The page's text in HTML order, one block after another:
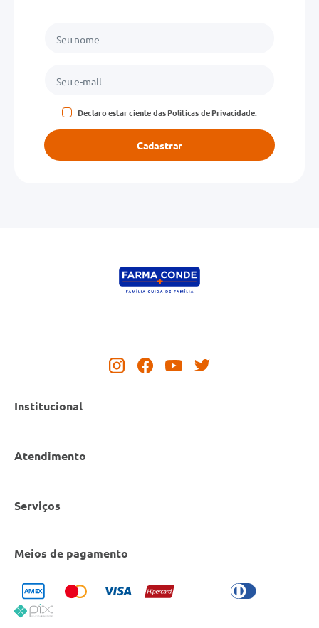
Declaro estar ciente dasPolíticas de Privacidade.
Cadastrar
Institucional
Cobre Oferta
Código de Conduta
Atendimento
Política de Privacidade
Política de Reembolso
Serviços
Bulário Anvisa
Condeclin
Convênio Conlife
Meios de pagamento